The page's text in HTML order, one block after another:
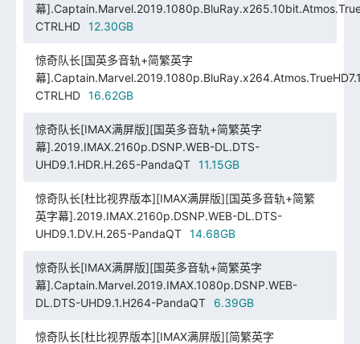
幕
CTRLHD
12.30GB
惊奇队长[国英多音轨+简繁英字
幕
CTRLHD
16.62GB
惊奇队长[IMAX满屏版][国英多音轨+简繁英字
幕].2019.IMAX.2160p.DSNP.WEB-DL.DTS-
UHD9.1.HDR.H.265-PandaQT
11.15GB
惊奇队长[杜比视界版本][IMAX满屏版][国英多音轨+简繁
英字幕].2019.IMAX.2160p.DSNP.WEB-DL.DTS-
UHD9.1.DV.H.265-PandaQT
14.68GB
惊奇队长[IMAX满屏版][国英多音轨+简繁英字
幕].Captain.Marvel.2019.IMAX.1080p.DSNP.WEB-
DL.DTS-UHD9.1.H264-PandaQT
6.39GB
惊奇队长[杜比视界版本][IMAX满屏版][简繁英字